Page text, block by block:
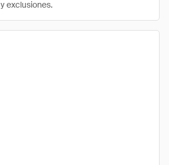
y exclusiones.